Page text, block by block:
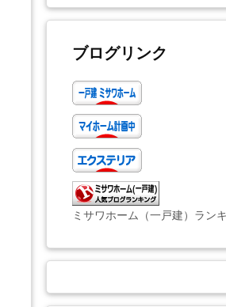
ブログリンク
ミサワホーム（一戸建）ラン